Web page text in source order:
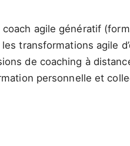
agile génératif
transformations agile
de coaching à
personnelle et